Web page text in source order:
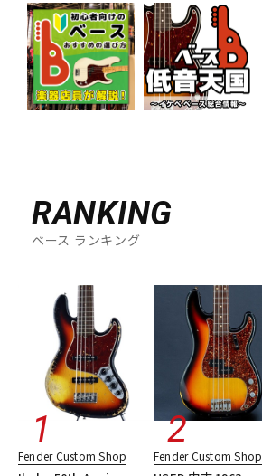
RANKING
ベース ランキング
Fender Custom Shop Fender Custom Shop